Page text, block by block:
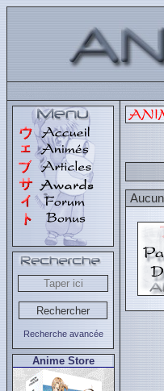
Recherche avancée
Anime Store